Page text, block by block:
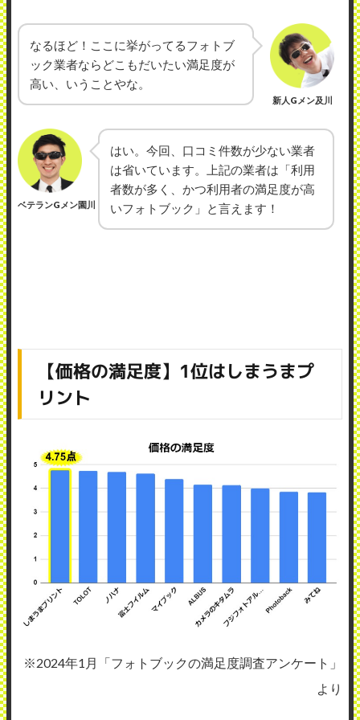
なるほど！ここに挙がってるフォトブ
ック業者ならどこもだいたい満足度が
高い、いうことやな。
新人Gメン及川
ベテランGメン園川
はい。今回、口コミ件数が少ない業者
は省いています。上記の業者は「利用
者数が多く、かつ利用者の満足度が高
いフォトブック」と言えます！
【価格の満足度】1位はしまうまプ
リント
※2024年1月「フォトブックの満足度調査アンケート」
より